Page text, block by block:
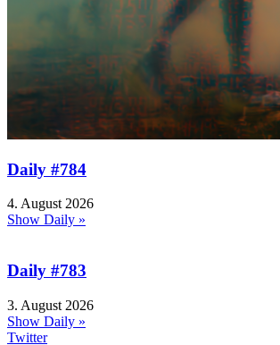
Daily #784
4. August 2026
Show Daily »
Daily #783
3. August 2026
Show Daily »
Twitter